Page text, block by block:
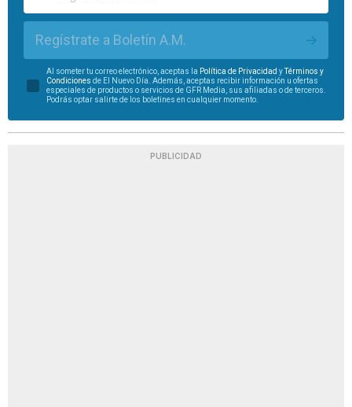
Regístrate a Boletín A.M.
Al someter tu correo electrónico, aceptas la Política de Privacidad yTérminos y
Condiciones de El Nuevo Día. Además, aceptas recibir información u ofertas
especiales de productos o servicios de GFR Media, sus afiliadas o de terceros.
Podrás optar salirte de los boletines en cualquier momento.
PUBLICIDAD